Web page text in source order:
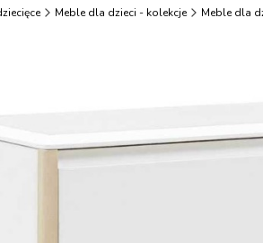
Meble dla dzieci - kolekcje Meble dla